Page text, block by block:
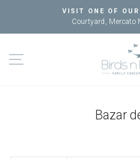
content
VISIT ONE OF
Courtyard, Mercato
Bazar